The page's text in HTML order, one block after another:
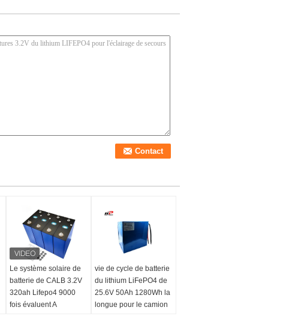
Le système solaire de
batterie de CALB 3.2V
320ah Lifepo4 9000
fois évaluent A
vie de cycle de batterie
du lithium LiFePO4 de
25.6V 50Ah 1280Wh la
longue pour le camion